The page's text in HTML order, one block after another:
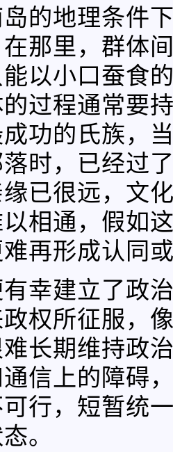
的地理条件
那里，群体
以小口蚕食
过程通常要
功的氏族，
时，已经过
已很远，文
相通，假如
再形成认同
幸建立了政
权所征服，
长期维持政
信上的障碍
行，短暂统
。